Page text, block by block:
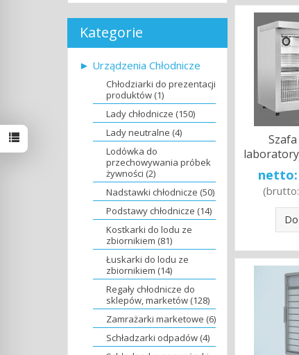
Szafa
netto:
(brutto:
Kategorie
► Urządzenia Chłodnicze
Chłodziarki do prezentacji
produktów (1)
Lady chłodnicze (150)
Lady neutralne (4)
Lodówka do
przechowywania próbek
żywności (2)
Nadstawki chłodnicze (50)
Podstawy chłodnicze (14)
Kostkarki do lodu ze
zbiornikiem (81)
Łuskarki do lodu ze
zbiornikiem (14)
Regały chłodnicze do
sklepów, marketów (128)
Zamrażarki marketowe (6)
Schładzarki odpadów (4)